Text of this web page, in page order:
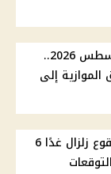
سعر الدولار اليوم السبت 8 أغسطس 2026..
الموازية إلى
البحوث الفلكية تحسم مزاعم وقوع زلزال غدًا 6